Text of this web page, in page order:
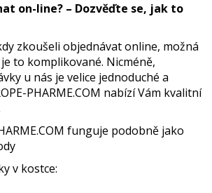
on-line? – Dozvěďte se, jak to
zkoušeli objednávat online, možná
to komplikované. Nicméně,
u nás je velice jednoduché a
PHARME.COM nabízí Vám kvalitní
funguje podobně jako
v kostce: